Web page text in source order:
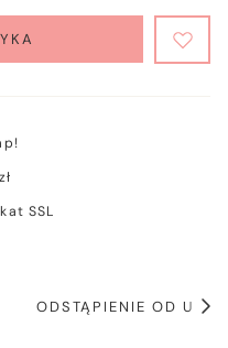
SSL
ODSTĄPIENIE OD